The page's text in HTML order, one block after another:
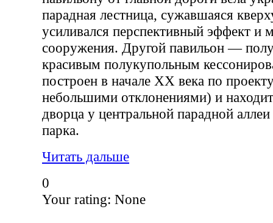
парадная лестница, сужавшаяся
усиливался перспективный эффект и
сооружения. Другой павильон —
красивым полукупольным
построен в начале XX века по
небольшими отклонениями) и
дворца у центральной парадной
парка.
Читать дальше
0
Your rating: None